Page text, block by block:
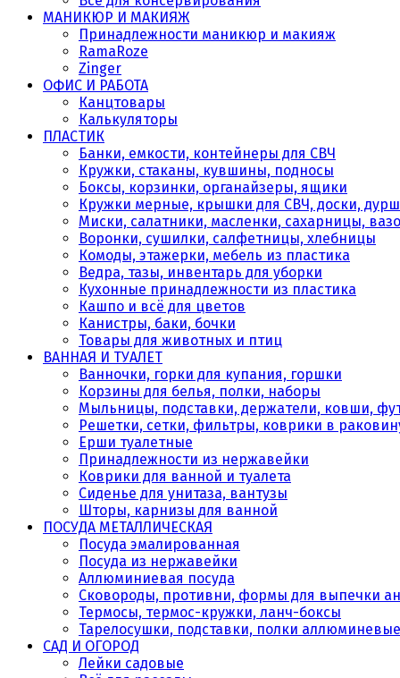
МАНИКЮР И МАКИЯЖ
Принадлежности маникюр и макияж
RamaRoze
Zinger
ОФИС И РАБОТА
Канцтовары
Калькуляторы
ПЛАСТИК
Банки, емкости, контейнеры для СВЧ
Кружки, стаканы, кувшины, подносы
Боксы, корзинки, органайзеры, ящики
Кружки мерные, крышки для СВЧ, доски,
Миски, салатники, масленки, сахарницы,
Воронки, сушилки, салфетницы, хлебницы
Комоды, этажерки, мебель из пластика
Ведра, тазы, инвентарь для уборки
Кухонные принадлежности из пластика
Кашпо и всё для цветов
Канистры, баки, бочки
Товары для животных и птиц
ВАННАЯ И ТУАЛЕТ
Ванночки, горки для купания, горшки
Корзины для белья, полки, наборы
Мыльницы, подставки, держатели, ковши,
Решетки, сетки, фильтры, коврики в
Ерши туалетные
Принадлежности из нержавейки
Коврики для ванной и туалета
Сиденье для унитаза, вантузы
Шторы, карнизы для ванной
ПОСУДА МЕТАЛЛИЧЕСКАЯ
Посуда эмалированная
Посуда из нержавейки
Аллюминиевая посуда
Сковороды, противни, формы для выпечки
Термосы, термос-кружки, ланч-боксы
Тарелосушки, подставки, полки аллюминевые
САД И ОГОРОД
Лейки садовые